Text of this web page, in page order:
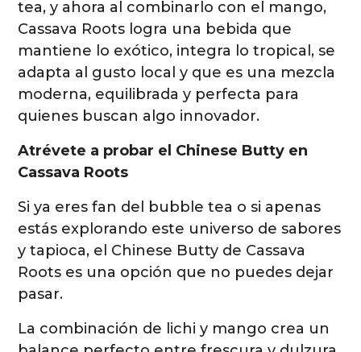
tea, y ahora al combinarlo con el mango,
Cassava Roots logra una bebida que
mantiene lo exótico, integra lo tropical, se
adapta al gusto local y que es una mezcla
moderna, equilibrada y perfecta para
quienes buscan algo innovador.
Atrévete a probar el Chinese Butty en
Cassava Roots
Si ya eres fan del bubble tea o si apenas
estás explorando este universo de sabores
y tapioca, el Chinese Butty de Cassava
Roots es una opción que no puedes dejar
pasar.
La combinación de lichi y mango crea un